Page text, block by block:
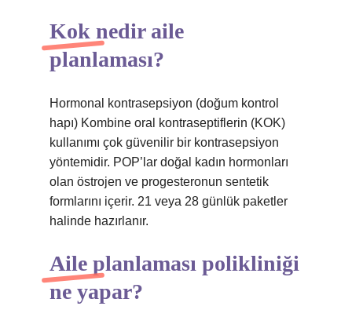
Kok nedir aile
planlaması?
Hormonal kontrasepsiyon (doğum kontrol
hapı) Kombine oral kontraseptiflerin (KOK)
kullanımı çok güvenilir bir kontrasepsiyon
yöntemidir. POP’lar doğal kadın hormonları
olan östrojen ve progesteronun sentetik
formlarını içerir. 21 veya 28 günlük paketler
halinde hazırlanır.
Aile planlaması polikliniği
ne yapar?